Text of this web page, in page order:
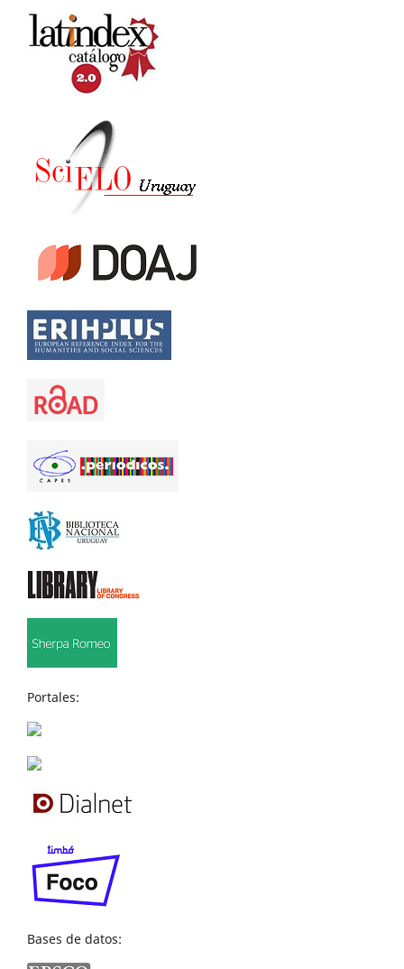
Portales:
Bases de datos: